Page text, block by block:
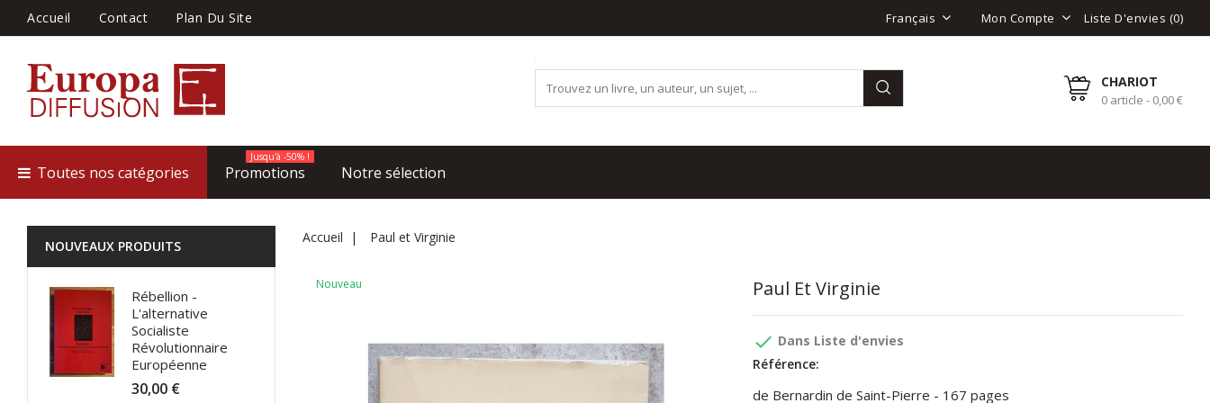
Accueil Contact Plan Du Site Français Mon Compte Liste D'envies (0)
CHARIOT
0 article - 0,00 €
Toutes nos catégories Promotions
Jusqu'à -50% !
Notre sélection
NOUVEAUX PRODUITS
Rébellion -
L'alternative
Socialiste
Révolutionnaire
Européenne
30,00 €
Accueil Paul et Virginie
Nouveau Paul Et Virginie
done Dans Liste d'envies
Référence:
de Bernardin de Saint-Pierre - 167 pages